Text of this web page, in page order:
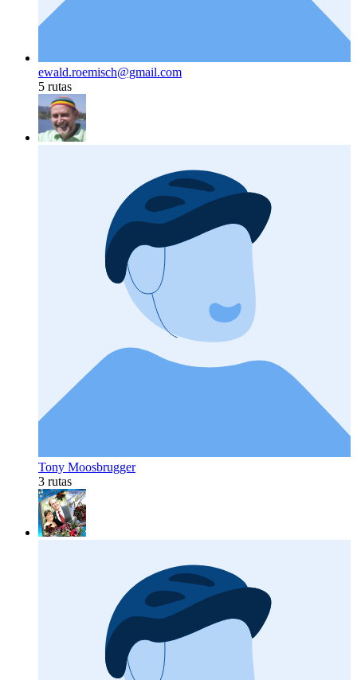
ewald.roemisch@gmail.com
5 rutas
Tony Moosbrugger
3 rutas